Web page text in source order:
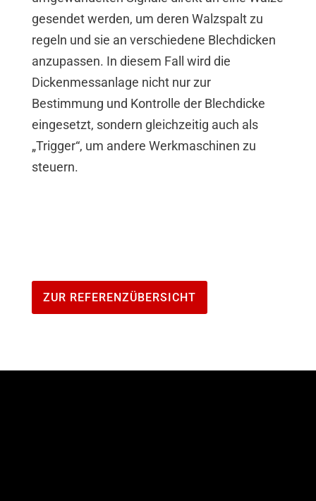
gesendet werden, um deren Walzspalt zu
regeln und sie an verschiedene Blechdicken
anzupassen. In diesem Fall wird die
Dickenmessanlage nicht nur zur
Bestimmung und Kontrolle der Blechdicke
eingesetzt, sondern gleichzeitig auch als
„Trigger“, um andere Werkmaschinen zu
steuern.
ZUR REFERENZÜBERSICHT